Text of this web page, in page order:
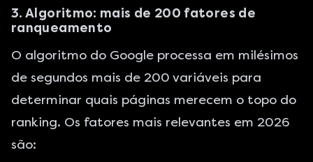
3. Algoritmo: mais de 200 fatores de
ranqueamento
O algoritmo do Google processa em milésimos
de segundos mais de 200 variáveis para
determinar quais páginas merecem o topo do
ranking. Os fatores mais relevantes em 2026
são: